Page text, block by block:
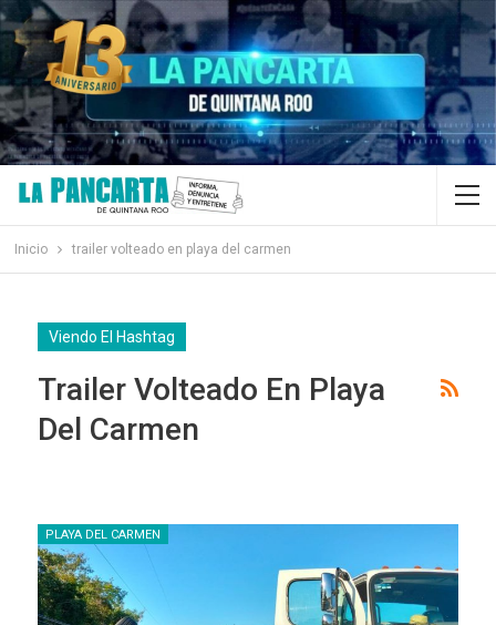
Inicio trailer volteado en playa del carmen
Viendo El Hashtag
Trailer Volteado En Playa
Del Carmen
PLAYA DEL CARMEN